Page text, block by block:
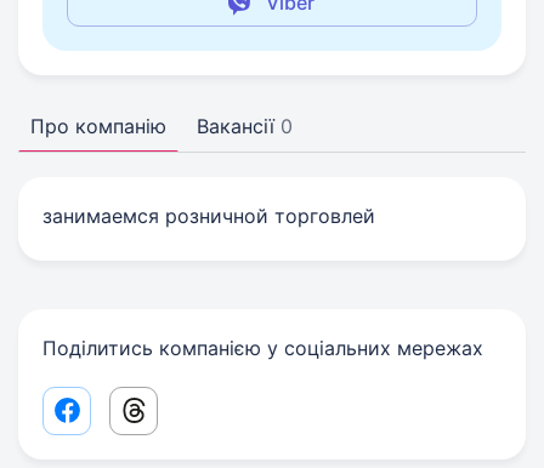
Про компанію Вакансії 0
занимаемся розничной торговлей
Поділитись компанією у соціальних мережах
Facebook share link
Threads share link